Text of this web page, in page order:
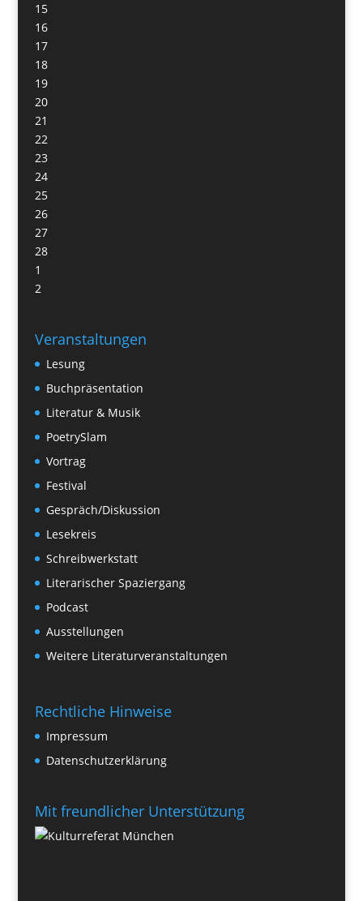
15
16
17
18
19
20
21
22
23
24
25
26
27
28
1
2
Veranstaltungen
Lesung
Buchpräsentation
Literatur & Musik
PoetrySlam
Vortrag
Festival
Gespräch/Diskussion
Lesekreis
Schreibwerkstatt
Literarischer Spaziergang
Podcast
Ausstellungen
Weitere Literaturveranstaltungen
Rechtliche Hinweise
Impressum
Datenschutzerklärung
Mit freundlicher Unterstützung